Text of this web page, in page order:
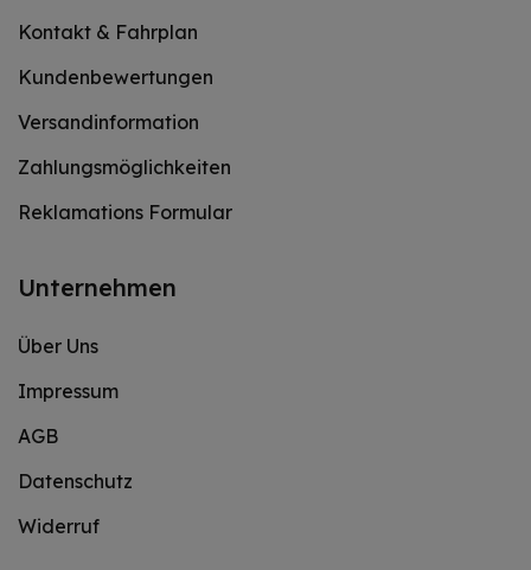
Kontakt & Fahrplan
Kundenbewertungen
Versandinformation
Zahlungsmöglichkeiten
Reklamations Formular
Unternehmen
Über Uns
Impressum
AGB
Datenschutz
Widerruf